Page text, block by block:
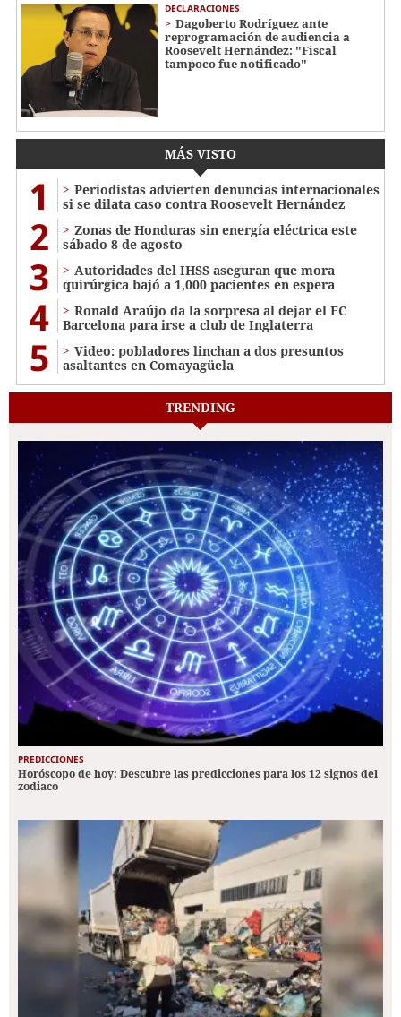
DECLARACIONES
Dagoberto Rodríguez ante
reprogramación de audiencia a
Roosevelt Hernández: "Fiscal
tampoco fue notificado"
MÁS VISTO
1
Periodistas advierten denuncias internacionales
si se dilata caso contra Roosevelt Hernández
2
Zonas de Honduras sin energía eléctrica este
sábado 8 de agosto
3
Autoridades del IHSS aseguran que mora
quirúrgica bajó a 1,000 pacientes en espera
4
Ronald Araújo da la sorpresa al dejar el FC
Barcelona para irse a club de Inglaterra
5
Video: pobladores linchan a dos presuntos
asaltantes en Comayagüela
TRENDING
PREDICCIONES
Horóscopo de hoy: Descubre las predicciones para los 12 signos del
zodiaco